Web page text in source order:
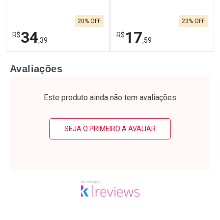
R$34,39
20% OFF
Laboratório
Por Menos
R$17,59
23% OFF
Laboratório
Por Menos
Avaliações
Este produto ainda não tem avaliações
SEJA O PRIMEIRO A AVALIAR